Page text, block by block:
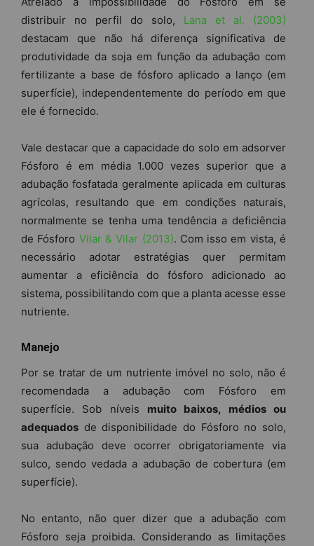
distribuir no perfil do solo, Lana et al. (2003)
destacam que não há diferença significativa de
produtividade da soja em função da adubação com
fertilizante a base de fósforo aplicado a lanço (em
superfície), independentemente do período em que
ele é fornecido.
Vale destacar que a capacidade do solo em adsorver
Fósforo é em média 1.000 vezes superior que a
adubação fosfatada geralmente aplicada em culturas
agrícolas, resultando que em condições naturais,
normalmente se tenha uma tendência a deficiência
de Fósforo Vilar & Vilar (2013). Com isso em vista, é
necessário adotar estratégias quer permitam
aumentar a eficiência do fósforo adicionado ao
sistema, possibilitando com que a planta acesse esse
nutriente.
Manejo
Por se tratar de um nutriente imóvel no solo, não é
recomendada a adubação com Fósforo em
superfície. Sob níveis muito baixos, médios ou
adequados de disponibilidade do Fósforo no solo,
sua adubação deve ocorrer obrigatoriamente via
sulco, sendo vedada a adubação de cobertura (em
superfície).
No entanto, não quer dizer que a adubação com
Fósforo seja proibida. Considerando as limitações